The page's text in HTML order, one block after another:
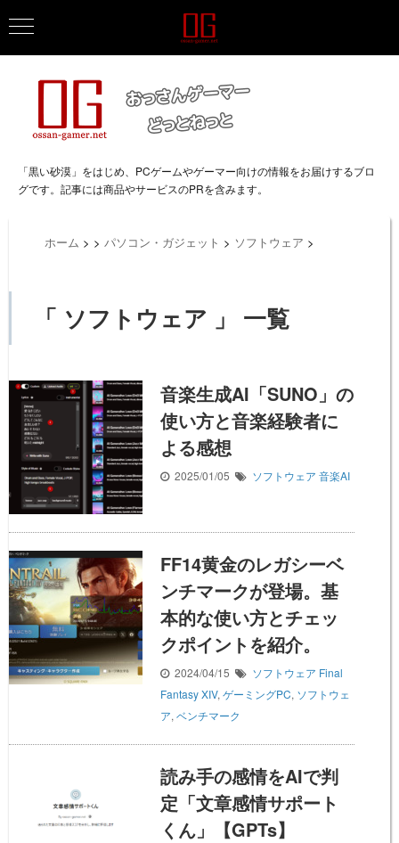
「黒い砂漠」をはじめ、PCゲームやゲーマー向けの情報をお届けするブロ
グです。記事には商品やサービスのPRを含みます。
ホーム > > パソコン・ガジェット > ソフトウェア >
「 ソフトウェア 」 一覧
音楽生成AI「SUNO」の
使い方と音楽経験者に
よる感想
2025/01/05 ソフトウェア 音楽AI
FF14黄金のレガシーベ
ンチマークが登場。基
本的な使い方とチェッ
クポイントを紹介。
2024/04/15 ソフトウェア Final
Fantasy XIV, ゲーミングPC, ソフトウェ
ア, ベンチマーク
読み手の感情をAIで判
定「文章感情サポート
くん」【GPTs】